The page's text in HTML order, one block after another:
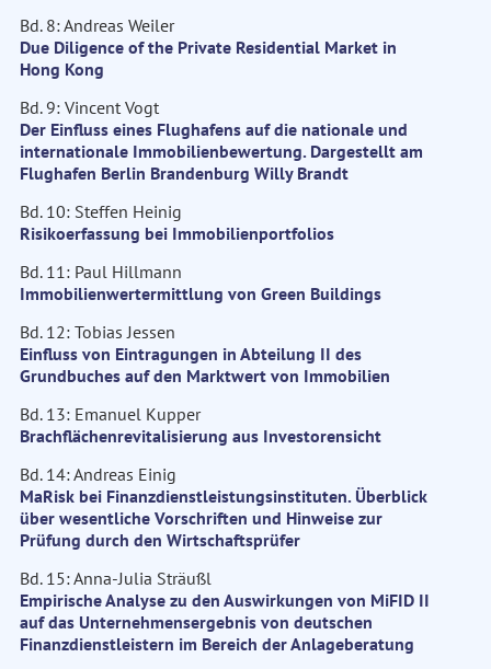
Bd. 8: Andreas Weiler
Due Diligence of the Private Residential Market in
Hong Kong
Bd. 9: Vincent Vogt
Der Einfluss eines Flughafens auf die nationale und
internationale Immobilienbewertung. Dargestellt am
Flughafen Berlin Brandenburg Willy Brandt
Bd. 10: Steffen Heinig
Risikoerfassung bei Immobilienportfolios
Bd. 11: Paul Hillmann
Immobilienwertermittlung von Green Buildings
Bd. 12: Tobias Jessen
Einfluss von Eintragungen in Abteilung II des
Grundbuches auf den Marktwert von Immobilien
Bd. 13: Emanuel Kupper
Brachflächenrevitalisierung aus Investorensicht
Bd. 14: Andreas Einig
MaRisk bei Finanzdienstleistungsinstituten. Überblick
über wesentliche Vorschriften und Hinweise zur
Prüfung durch den Wirtschaftsprüfer
Bd. 15: Anna-Julia Sträußl
Empirische Analyse zu den Auswirkungen von MiFID II
auf das Unternehmensergebnis von deutschen
Finanzdienstleistern im Bereich der Anlageberatung